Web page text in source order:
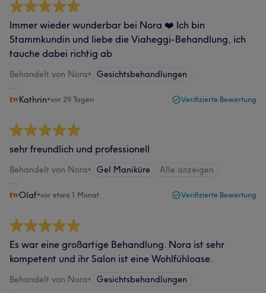
Immer wieder wunderbar bei Nora ❤️ Ich bin
Stammkundin und liebe die Viaheggi-Behandlung, ich
tauche dabei richtig ab
Behandelt von Nora• Gesichtsbehandlungen
Kathrin•vor 29 Tagen Verifizierte Bewertung
sehr freundlich und professionell
Behandelt von Nora• Gel Maniküre Alle anzeigen
Olaf•vor etwa 1 Monat Verifizierte Bewertung
Es war eine großartige Behandlung. Nora ist sehr
kompetent und ihr Salon ist eine Wohlfühloase.
Behandelt von Nora• Gesichtsbehandlungen